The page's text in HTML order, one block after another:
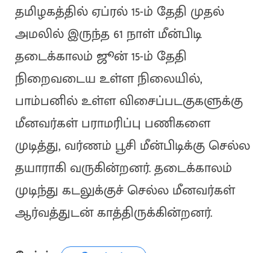
தமிழகத்தில் ஏப்ரல் 15-ம் தேதி முதல்
அமலில் இருந்த 61 நாள் மீன்பிடி
தடைக்காலம் ஜூன் 15-ம் தேதி
நிறைவடைய உள்ள நிலையில்,
பாம்பனில் உள்ள விசைப்படகுகளுக்கு
மீனவர்கள் பராமரிப்பு பணிகளை
முடித்து, வர்ணம் பூசி மீன்பிடிக்கு செல்ல
தயாராகி வருகின்றனர். தடைக்காலம்
முடிந்து கடலுக்குச் செல்ல மீனவர்கள்
ஆர்வத்துடன் காத்திருக்கின்றனர்.